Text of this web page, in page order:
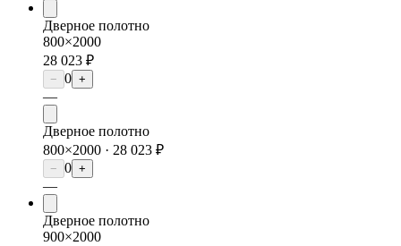
Дверное полотно
800×2000
28 023 ₽
− 0 +
—
Дверное полотно
800×2000 · 28 023 ₽
− 0 +
—
Дверное полотно
900×2000